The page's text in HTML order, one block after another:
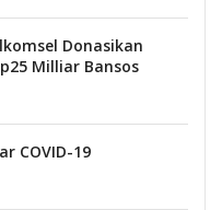
Donasikan
Milliar Bansos
COVID-19